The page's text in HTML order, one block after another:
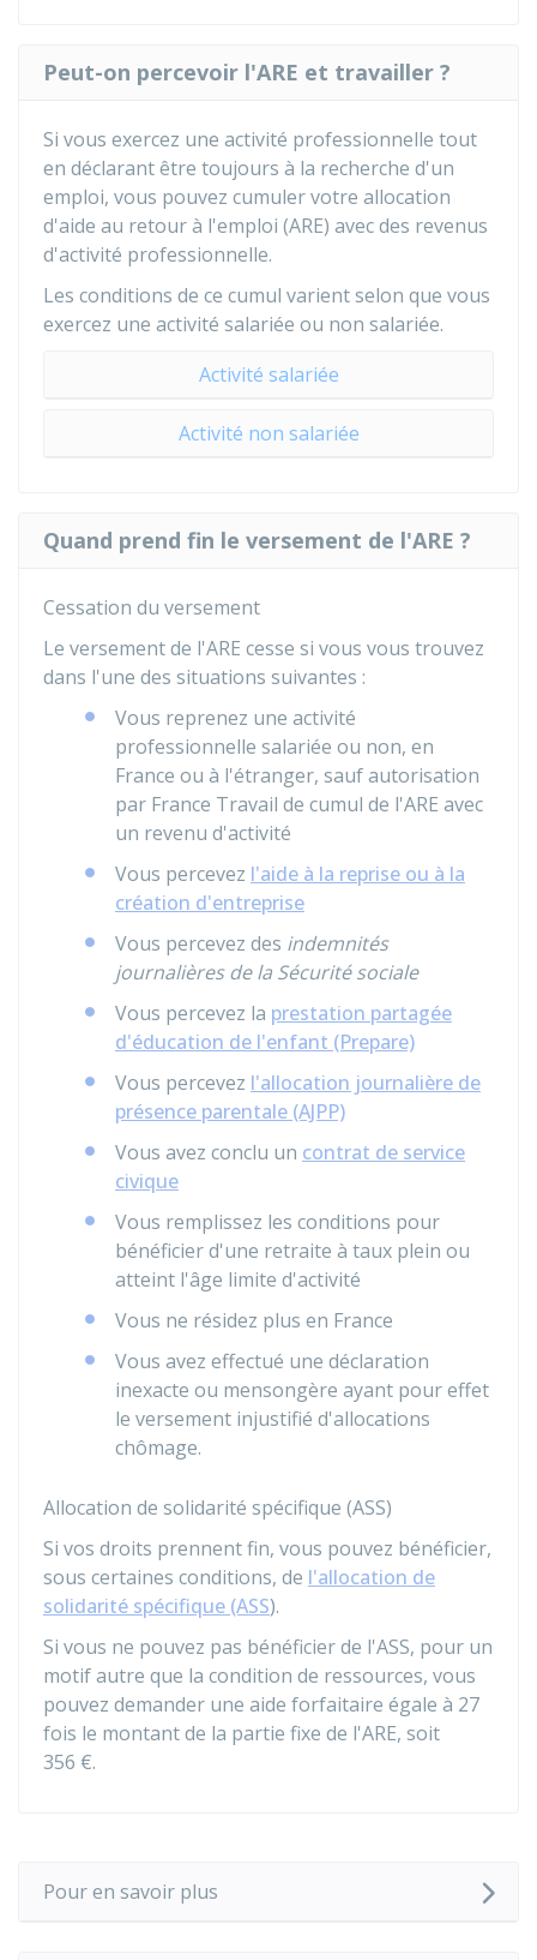
Peut-on percevoir l'ARE et travailler ?
Si vous exercez une activité professionnelle tout
en déclarant être toujours à la recherche d'un
emploi, vous pouvez cumuler votre allocation
d'aide au retour à l'emploi (ARE) avec des revenus
d'activité professionnelle.
Les conditions de ce cumul varient selon que vous
exercez une activité salariée ou non salariée.
Activité salariée
Activité non salariée
Quand prend fin le versement de l'ARE ?
Cessation du versement
Le versement de l'ARE cesse si vous vous trouvez
dans l'une des situations suivantes :
Vous reprenez une activité
professionnelle salariée ou non, en
France ou à l'étranger, sauf autorisation
par France Travail de cumul de l'ARE avec
un revenu d'activité
Vous percevez l'aide à la reprise ou à la
création d'entreprise
Vous percevez des indemnités
journalières de la Sécurité sociale
Vous percevez la prestation partagée
d'éducation de l'enfant (Prepare)
Vous percevez l'allocation journalière de
présence parentale (AJPP)
Vous avez conclu un contrat de service
civique
Vous remplissez les conditions pour
bénéficier d'une retraite à taux plein ou
atteint l'âge limite d'activité
Vous ne résidez plus en France
Vous avez effectué une déclaration
inexacte ou mensongère ayant pour effet
le versement injustifié d'allocations
chômage.
Allocation de solidarité spécifique (ASS)
Si vos droits prennent fin, vous pouvez bénéficier,
sous certaines conditions, de l'allocation de
solidarité spécifique (ASS).
Si vous ne pouvez pas bénéficier de l'ASS, pour un
motif autre que la condition de ressources, vous
pouvez demander une aide forfaitaire égale à 27
fois le montant de la partie fixe de l'ARE, soit
356 €.
Pour en savoir plus